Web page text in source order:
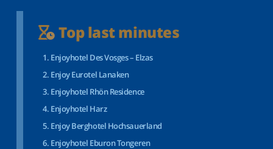
Top last minutes
Enjoyhotel Des Vosges – Elzas
Enjoy Eurotel Lanaken
Enjoyhotel Rhön Residence
Enjoyhotel Harz
Enjoy Berghotel Hochsauerland
Enjoyhotel Eburon Tongeren